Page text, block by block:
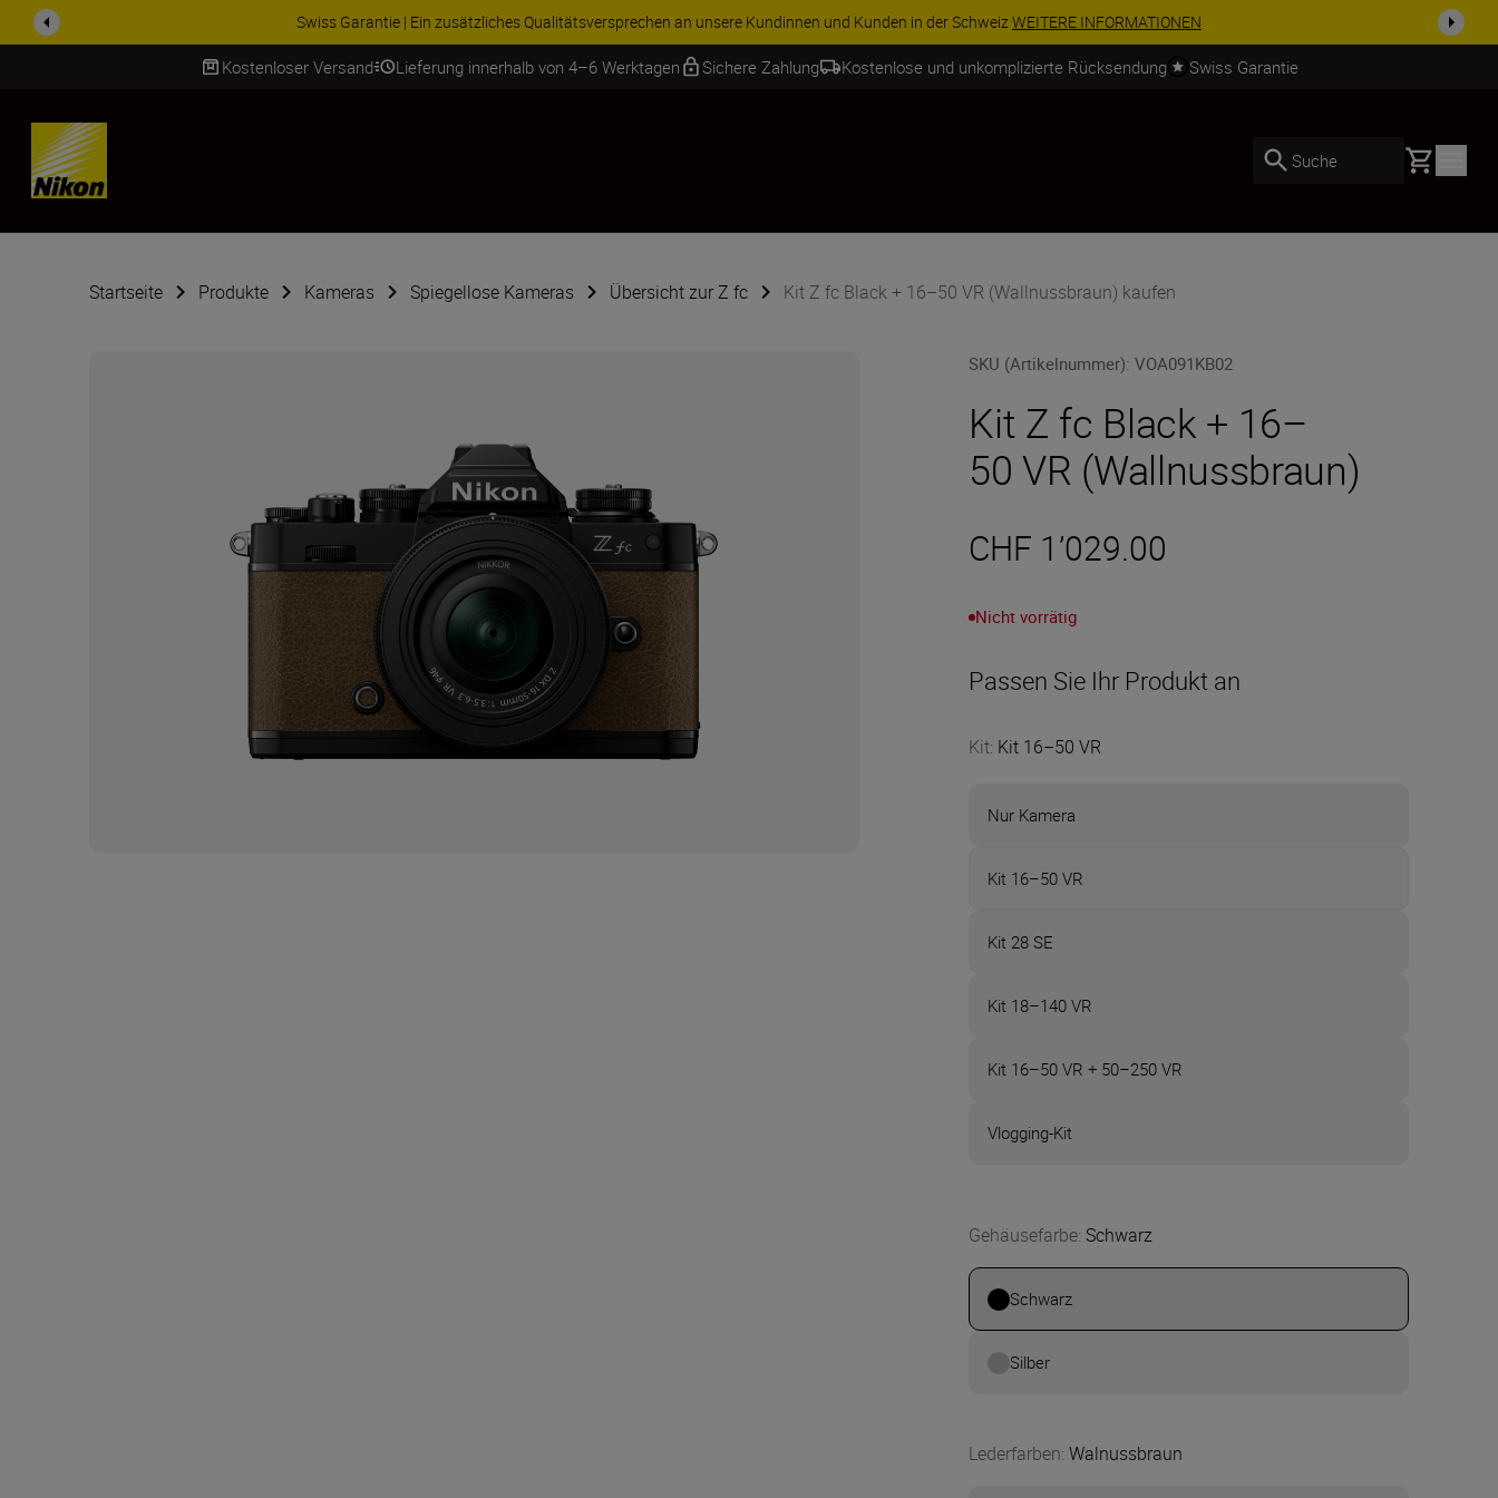
ZUBEHÖR IM ANGEBOT | Sparen Sie 15 % auf ausgewähltes Zubehör und vervollständigen Sie Ihre Ausrüstu...Jetzt einkaufen
Kostenloser Versand Lieferung innerhalb von 4–6 Werktagen Sichere Zahlung Kostenlose und unkomplizierte Rücksendung Swiss Garantie
SKIP
Suche Basket
Startseite Produkte Kameras Spiegellose Kameras Übersicht zur Z fc Kit Z fc Black + 16–50 VR (Wallnussbraun) kaufen
SKU (Artikelnummer):VOA091KB02
Kit Z fc Black + 16–
50 VR (Wallnussbraun)
CHF 1’029.00
Nicht vorrätig
Passen Sie Ihr Produkt an
Kit: Kit 16–50 VR
Nur Kamera
Kit 16–50 VR
Kit 28 SE
Kit 18–140 VR
Kit 16–50 VR + 50–250 VR
Vlogging-Kit
Gehäusefarbe:Schwarz
Schwarz
Silber
Lederfarben:Walnussbraun